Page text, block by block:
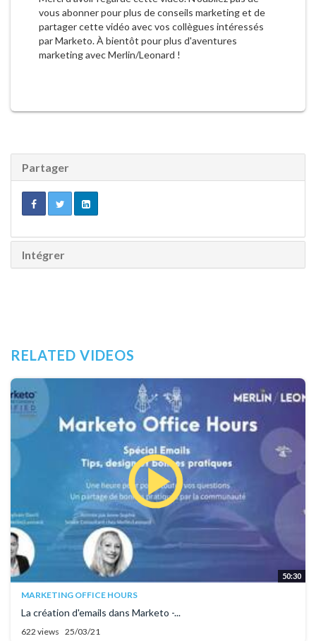
vous abonner pour plus de conseils marketing et de
partager cette vidéo avec vos collègues intéressés
par Marketo. À bientôt pour plus d'aventures
marketing avec Merlin/Leonard !
Partager
Intégrer
RELATED VIDEOS
50:30
MARKETING OFFICE HOURS
La création d'emails dans Marketo -...
622 views 25/03/21